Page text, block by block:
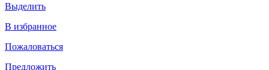
Выделить
В избранное
Пожаловаться
Предложить